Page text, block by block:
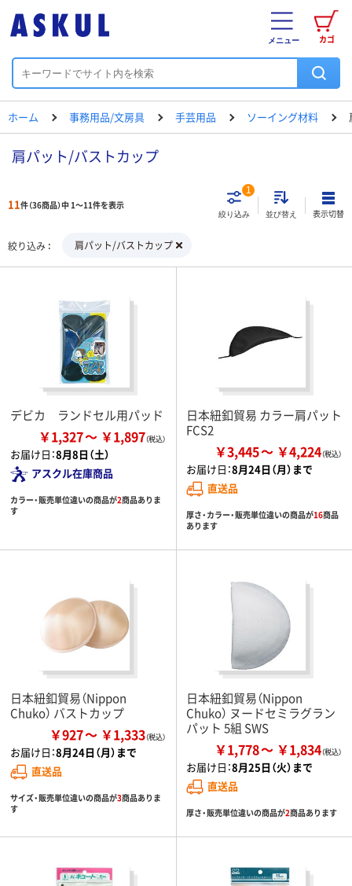
カゴ
メニュー
ホーム 事務用品/文房具 手芸用品 ソーイング材料
肩パット/バストカップ
11件（36商品）中 1～11件を表示
絞り込み
1
並び替え 表示切替
絞り込み 肩パット/バストカップ
デビカ ランドセル用パッド
￥1,327 ￥1,897
お届け日：8月8日（土）
アスクル在庫商品
カラー・販売単位違いの商品が2商品ありま
す
日本紐釦貿易 カラー肩パット
FCS2
￥3,445 ￥4,224
お届け日：8月24日（月）まで
直送品
厚さ・カラー・販売単位違いの商品が16商品
あります
日本紐釦貿易（Nippon
Chuko） バストカップ
￥927 ￥1,333
お届け日：8月24日（月）まで
直送品
サイズ・販売単位違いの商品が3商品ありま
す
日本紐釦貿易（Nippon
Chuko） ヌードセミラグラン
パット 5組 SWS
￥1,778 ￥1,834
お届け日：8月25日（火）まで
直送品
厚さ・販売単位違いの商品が2商品あります